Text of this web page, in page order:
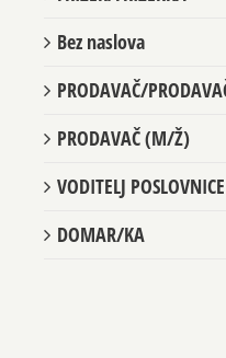
Bez naslova
PRODAVAČ/
PRODAVAČ (M/Ž)
VODITELJ
DOMAR/KA